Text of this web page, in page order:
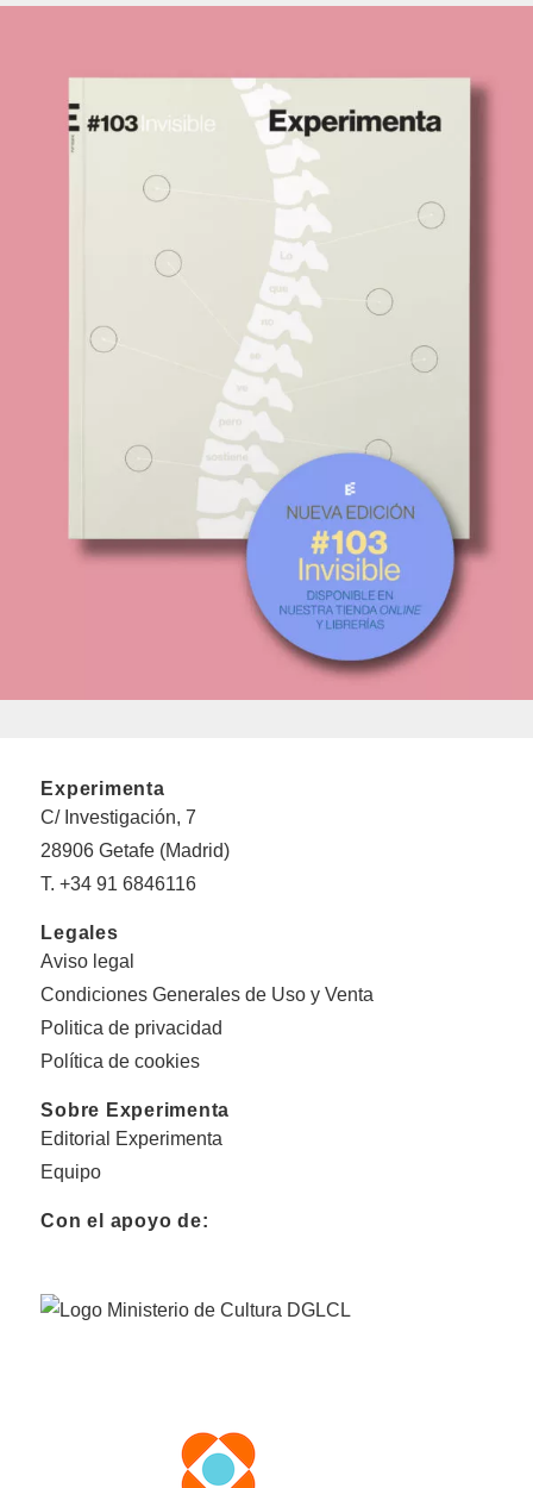
Experimenta
C/ Investigación, 7
28906 Getafe (Madrid)
T. +34 91 6846116
Legales
Aviso legal
Condiciones Generales de Uso y Venta
Politica de privacidad
Política de cookies
Sobre Experimenta
Editorial Experimenta
Equipo
Con el apoyo de: